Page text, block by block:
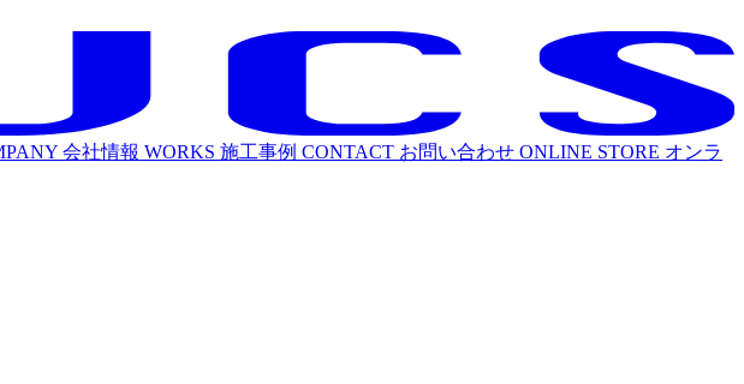
会社情報 WORKS 施工事例 CONTACT お問い合わせ ONLINE STORE オンラ